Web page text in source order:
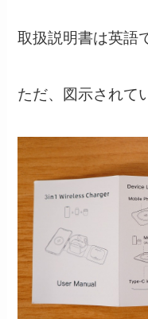
取扱説明書は英語
ただ、図示されて